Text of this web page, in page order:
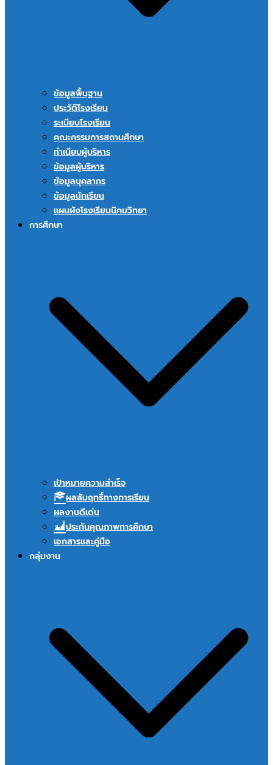
ข้อมูลพื้นฐาน
ประวัติโรงเรียน
ระเบียบโรงเรียน
คณะกรรมการสถานศึกษา
ทำเนียบผู้บริหาร
ข้อมูลผู้บริหาร
ข้อมูลบุคลากร
ข้อมูลนักเรียน
แผนผังโรงเรียนนิคมวิทยา
การศึกษา
เป้าหมายความสำเร็จ
ผลสัมฤทธิ์ทางการเรียน
ผลงานดีเด่น
ประกันคุณภาพการศึกษา
เอกสารและคู่มือ
กลุ่มงาน